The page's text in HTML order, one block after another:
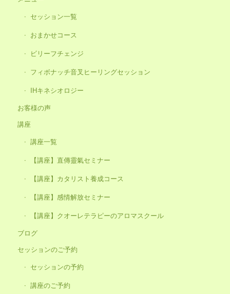
セッション一覧
おまかせコース
ビリーフチェンジ
フィボナッチ音叉ヒーリングセッション
IHキネシオロジー
お客様の声
講座
講座一覧
【講座】直傳靈氣セミナー
【講座】カタリスト養成コース
【講座】感情解放セミナー
【講座】クオーレテラピーのアロマスクール
ブログ
セッションのご予約
セッションの予約
講座のご予約